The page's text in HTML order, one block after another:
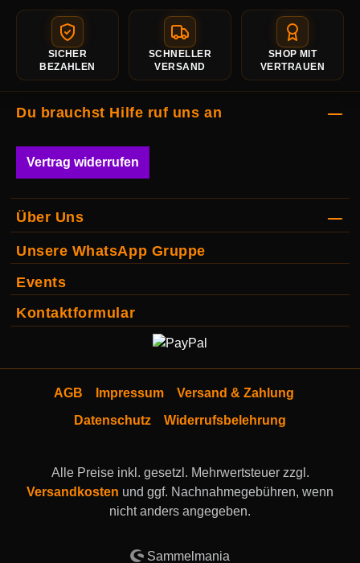
SICHER
BEZAHLEN
SCHNELLER
VERSAND
SHOP MIT
VERTRAUEN
Du brauchst Hilfe ruf uns an
Vertrag widerrufen
Über Uns
Unsere WhatsApp Gruppe
Events
Kontaktformular
AGB Impressum
Versand & Zahlung
Datenschutz
Widerrufsbelehrung
Alle Preise inkl. gesetzl. Mehrwertsteuer zzgl.
Versandkosten und ggf. Nachnahmegebühren, wenn
nicht anders angegeben.
Sammelmania